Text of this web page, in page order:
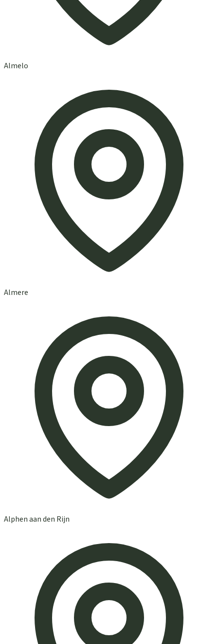
Almelo
Almere
Alphen aan den Rijn